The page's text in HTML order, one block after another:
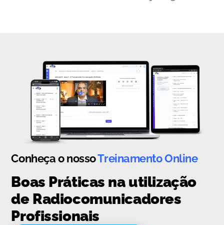
Conheça o nossoTreinamento Online
Boas Práticas na utilização
de Radiocomunicadores
Profissionais